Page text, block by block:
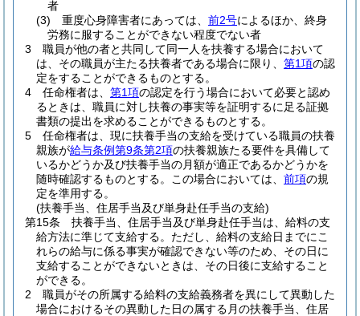
者
(3)
重度心身障害者にあっては、 前2号によるほか、終身
労務に服することができない程度でない者
3
職員が他の者と共同して同一人を扶養する場合において
は、その職員が主たる扶養者である場合に限り、 第1項の認
定をすることができるものとする。
4
任命権者は、 第1項の認定を行う場合において必要と認め
るときは、職員に対し扶養の事実等を証明するに足る証拠
書類の提出を求めることができるものとする。
5
任命権者は、現に扶養手当の支給を受けている職員の扶養
親族が給与条例第9条第2項の扶養親族たる要件を具備して
いるかどうか及び扶養手当の月額が適正であるかどうかを
随時確認するものとする。
この場合においては、 前項の規
定を準用する。
(扶養手当、住居手当及び単身赴任手当の支給)
第15条
扶養手当、住居手当及び単身赴任手当は、給料の支
給方法に準じて支給する。 ただし、給料の支給日までにこ
れらの給与に係る事実が確認できない等のため、その日に
支給することができないときは、その日後に支給すること
ができる。
2
職員がその所属する給料の支給義務者を異にして異動した
場合におけるその異動した日の属する月の扶養手当、住居